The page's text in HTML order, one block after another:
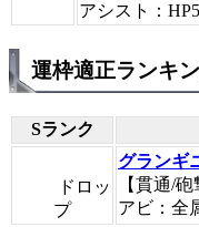
アシスト：
運枠適正ランキ
Sランク
ドロッ
プ
グランギ
【貫通/砲
アビ：全